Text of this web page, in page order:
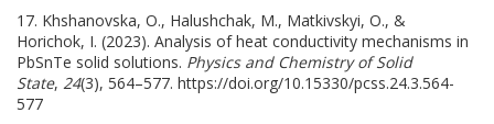
17. Khshanovska, O., Halushchak, M., Matkivskyi, O., &
Horichok, I. (2023). Analysis of heat conductivity mechanisms in
PbSnTe solid solutions. Physics and Chemistry of Solid
State, 24(3), 564–577. https://doi.org/10.15330/pcss.24.3.564-
577